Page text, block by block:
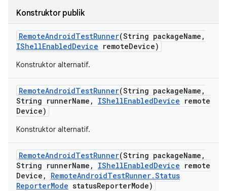
Konstruktor publik
RemoteAndroidTestRunner(String packageName ,
IShellEnabledDevice remoteDevice)
Konstruktor alternatif.
RemoteAndroidTestRunner(String packageName ,
String runnerName , IShellEnabledDevice remote
Device)
Konstruktor alternatif.
RemoteAndroidTestRunner(String packageName ,
String runnerName , IShellEnabledDevice remote
Device , RemoteAndroidTestRunner.Status
ReporterMode statusReporterMode)